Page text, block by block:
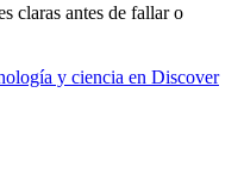
claras antes de fallar o
y ciencia en Discover